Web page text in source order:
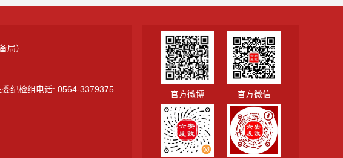
局）
委纪检组电话: 0564-3379375 官方微博 官方微信